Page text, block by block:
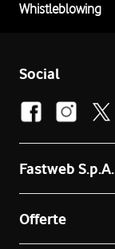
Whistleblowing
Social
Fastweb S.p.A.
Offerte